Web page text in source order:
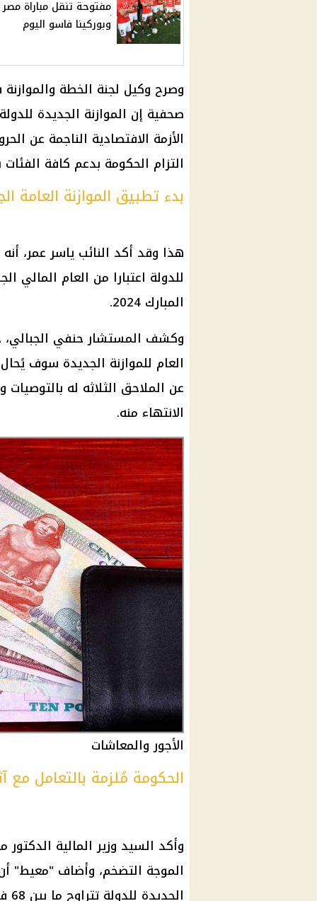
مفتوحة تنقل مباراة مصر
وبوركينا فاسو اليوم
وصرح وكيل لجنة الخطة
صحفية إن الموازنة الجديدة
الأزمة الافتصادية الناجمة عن
التزام الحكومة بدعم كافة
بدء تطبيق الموازنة العامة
هذا وقد أكد النائب ياسر عمر،
للدولة اعتبارا من العام
المبارك
وكشف المستشار حنفي الجبالي،
العام للموازنة الجديدة سوف
عن الملاحق الثلاثه له
الانتهاء منه.
الأجور والمعاشات
الحكومة مُلزمة بالتعامل مع
وأكد السيد وزير المالية الدكتور
الموجة التضخم، وأضاف "معيط"